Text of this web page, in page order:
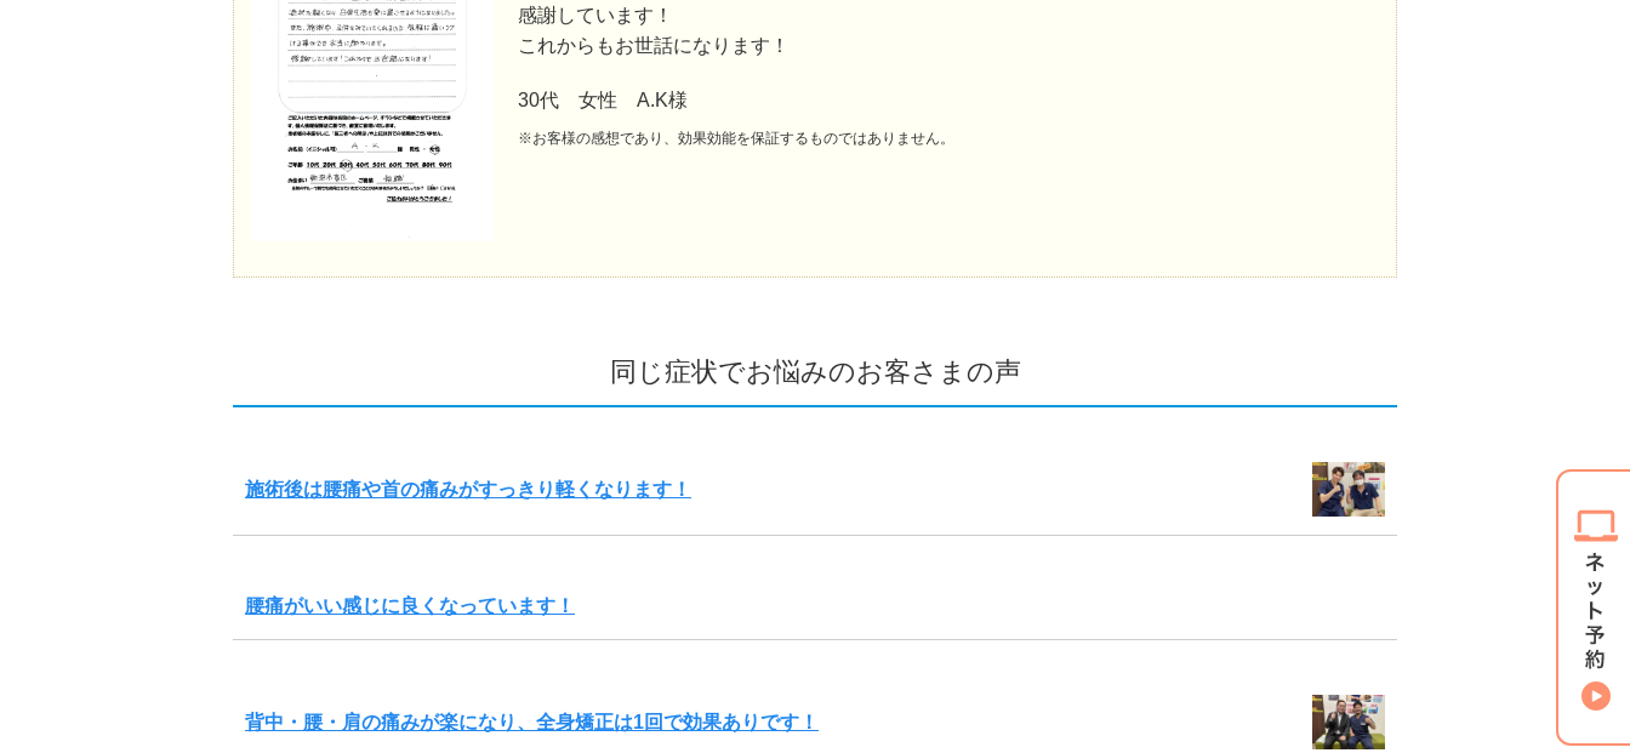
感謝しています！
これからもお世話になります！
30代 女性 A.K様
※お客様の感想であり、効果効能を保証するものではありません。
同じ症状でお悩みのお客さまの声
施術後は腰痛や首の痛みがすっきり軽くなります！
腰痛がいい感じに良くなっています！
背中・腰・肩の痛みが楽になり、全身矯正は1回で効果ありです！